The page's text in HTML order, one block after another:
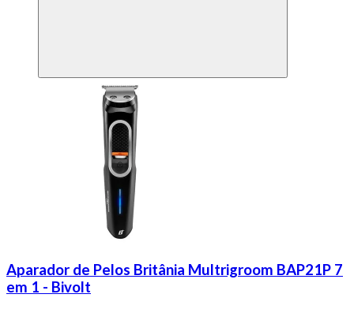
Aparador de Pelos Britânia Multrigroom BAP21P 7
em 1 - Bivolt